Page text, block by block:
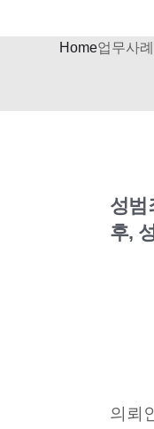
Home업무사례
성범
후,
의뢰